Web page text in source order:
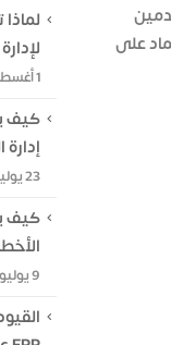
على
1 أغسطس 2026
23 يوليو 2026
كيف
9 يوليو 2026